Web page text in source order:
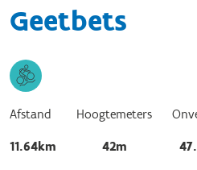
Geetbets
Afstand
11.64km
Hoogtemeters
42m